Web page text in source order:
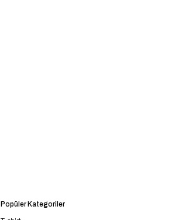
Popüler Kategoriler